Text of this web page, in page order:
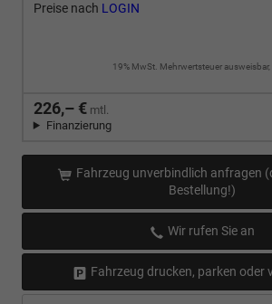
Preise nach LOGIN
19% MwSt. Mehrwertsteuer
226,– € mtl.
Finanzierung
Fahrzeug unverbindlich anfragen
Bestellung!)
Wir rufen Sie an
Fahrzeug drucken, parken oder